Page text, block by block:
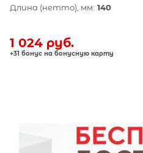
Длина (нетто), мм: 140
1 024 руб.
+31 бонус на бонусную карту